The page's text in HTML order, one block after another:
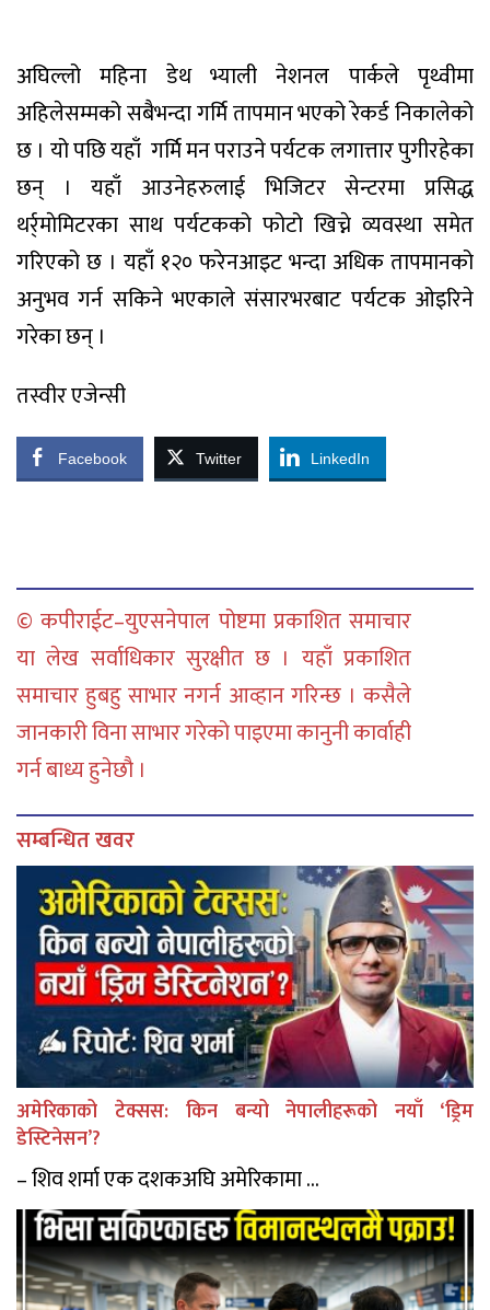
अघिल्लो महिना डेथ भ्याली नेशनल पार्कले पृथ्वीमा
अहिलेसम्मको सबैभन्दा गर्मि तापमान भएको रेकर्ड निकालेको
छ । यो पछि यहाँ गर्मि मन पराउने पर्यटक लगात्तार पुगीरहेका
छन् । यहाँ आउनेहरुलाई भिजिटर सेन्टरमा प्रसिद्ध
थर्र्माेमिटरका साथ पर्यटकको फोटो खिच्ने व्यवस्था समेत
गरिएको छ । यहाँ १२० फरेनआइट भन्दा अधिक तापमानको
अनुभव गर्न सकिने भएकाले संसारभरबाट पर्यटक ओइरिने
गरेका छन् ।
तस्वीर एजेन्सी
Facebook Twitter LinkedIn
© कपीराईट–युएसनेपाल पोष्टमा प्रकाशित समाचार
या लेख सर्वाधिकार सुरक्षीत छ । यहाँ प्रकाशित
समाचार हुबहु साभार नगर्न आव्हान गरिन्छ । कसैले
जानकारी विना साभार गरेको पाइएमा कानुनी कार्वाही
गर्न बाध्य हुनेछौ ।
सम्बन्धित खवर
अमेरिकाको टेक्सस: किन बन्यो नेपालीहरूको नयाँ ‘ड्रिम
डेस्टिनेसन’?
– शिव शर्मा एक दशकअघि अमेरिकामा ...